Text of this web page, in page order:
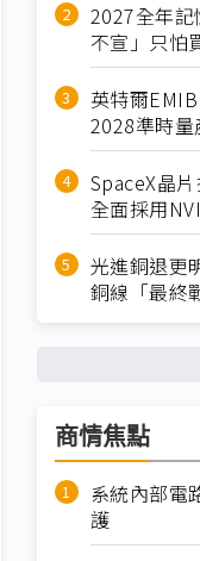
2027全年
不宣」只怕
英特爾
2028準時量
SpaceX晶
全面採用
光進銅退更
銅線「最終
商情焦點
系統內部電
護